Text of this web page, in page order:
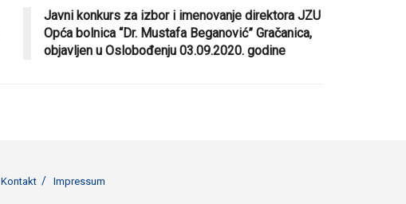
Javni konkurs za izbor i imenovanje direktora JZU
Opća bolnica “Dr. Mustafa Beganović” Gračanica,
objavljen u Oslobođenju 03.09.2020. godine
Kontakt Impressum